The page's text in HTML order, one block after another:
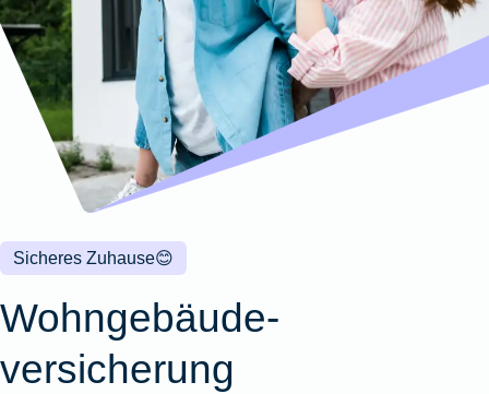
Wohnungsschutzbrief
Zur
Produktübersicht
Gewässerschadenhaftpflicht
Produktübersicht
Produktübersicht
Reisehaftpflichtversicherung
Reiserücktrittsversicherung
Zur
Produktübersicht
Zur
Produktübersicht
Zur
Produktübersicht
Zur
Produktübersicht
Montageversicherung
Produktübersicht
Gruppenunfall für
Betriebe
Gruppenunfall für
Vereine
Produktübersicht
Kunstversicherung
Ausstellungsversicherung
Valorenversicherung
Oldtimersammlungsversicherung
Zur
😊
Sicheres Zuhause
Wohngebäude­
versicherung